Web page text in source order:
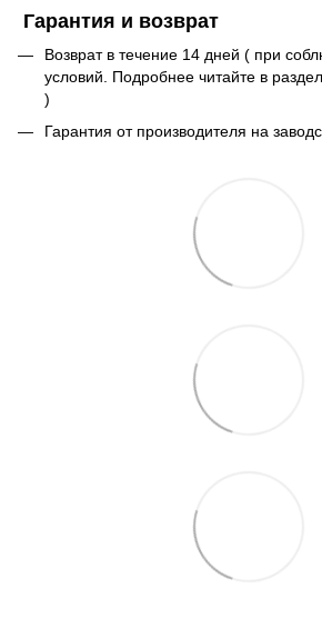
Гарантия и возврат
Возврат в течение 14 дней ( при
условий. Подробнее читайте в
)
Гарантия от производителя на